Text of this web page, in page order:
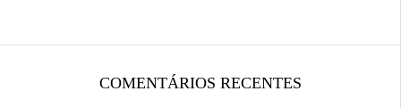
COMENTÁRIOS RECENTES